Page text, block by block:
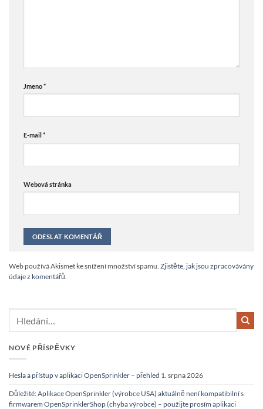
Jmeno*
E-mail *
Webová stránka
Web používá Akismet ke snížení množství spamu. Zjistěte, jak jsou zpracovávány
údaje z komentářů.
NOVÉ PŘÍSPĚVKY
Hesla a přístup v aplikaci OpenSprinkler – přehled 1. srpna 2026
Důležité: Aplikace OpenSprinkler (výrobce USA) aktuálně není kompatibilní s
firmwarem OpenSprinklerShop (chyba výrobce) – použijte prosím aplikaci